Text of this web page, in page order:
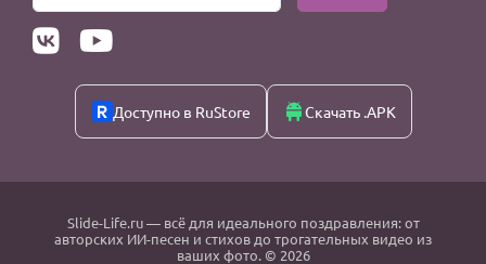
Доступно в RuStore Скачать .APK
Slide-Life.ru— всё для идеального поздравления: от
авторских ИИ-песен и стихов до трогательных видео из
ваших фото. © 2026